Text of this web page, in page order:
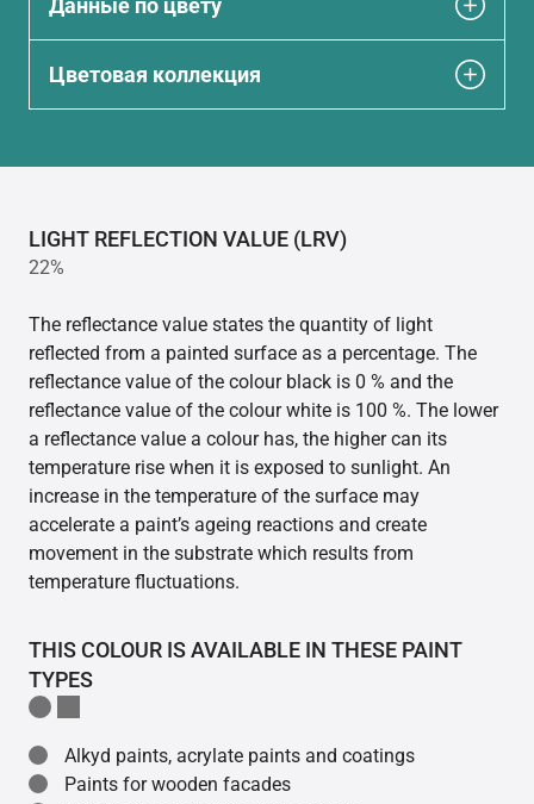
Данные по цвету
Цветовая коллекция
LIGHT REFLECTION VALUE (LRV)
22%
The reflectance value states the quantity of light
reflected from a painted surface as a percentage. The
reflectance value of the colour black is 0 % and the
reflectance value of the colour white is 100 %. The lower
a reflectance value a colour has, the higher can its
temperature rise when it is exposed to sunlight. An
increase in the temperature of the surface may
accelerate a paint’s ageing reactions and create
movement in the substrate which results from
temperature fluctuations.
THIS COLOUR IS AVAILABLE IN THESE PAINT
TYPES
Alkyd paints, acrylate paints and coatings
Paints for wooden facades